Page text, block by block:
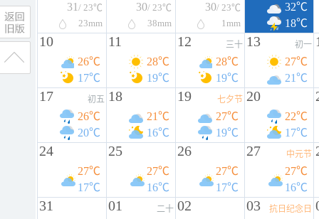
31 / 23℃
23mm
30/ 23℃
38mm
30/ 23℃
1mm
32℃
18℃
10
26℃
17℃
11
28℃
19℃
12 三十
28℃
19℃
13 初一
27℃
21℃
17 初五
26℃
20℃
18
21℃
16℃
19 七夕节
27℃
19℃
20
22℃
17℃
24
27℃
17℃
25
27℃
16℃
26
27℃
17℃
27 中元节
27℃
16℃
31 01 二十 02 03 抗日纪念日